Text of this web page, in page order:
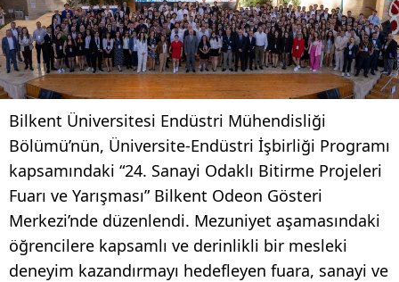
Bilkent Üniversitesi Endüstri Mühendisliği
Bölümü’nün, Üniversite-Endüstri İşbirliği Programı
kapsamındaki “24. Sanayi Odaklı Bitirme Projeleri
Fuarı ve Yarışması” Bilkent Odeon Gösteri
Merkezi’nde düzenlendi. Mezuniyet aşamasındaki
öğrencilere kapsamlı ve derinlikli bir mesleki
deneyim kazandırmayı hedefleyen fuara, sanayi ve